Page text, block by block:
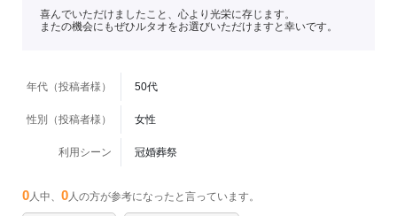
喜んでいただけましたこと、心より光栄に存じます。
またの機会にもぜひルタオをお選びいただけますと幸いです。
年代（投稿者様） 50代
性別（投稿者様） 女性
利用シーン 冠婚葬祭
0 人中、 0 人の方が参考になったと言っています。